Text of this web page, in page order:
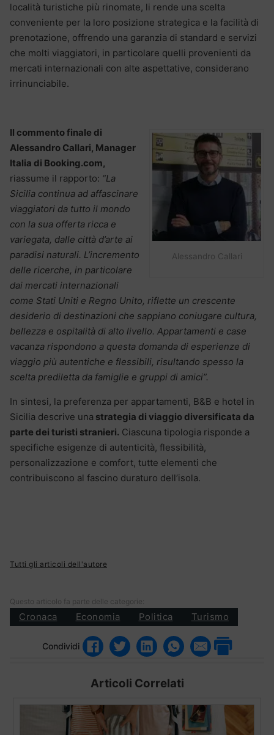
località turistiche più rinomate, li rende una scelta
conveniente per la loro posizione strategica e la facilità di
prenotazione, offrendo una garanzia di standard e servizi
che molti viaggiatori, in particolare quelli provenienti da
mercati internazionali con alte aspettative, considerano
irrinunciabile.
Alessandro Callari
Il commento finale di
Alessandro Callari, Manager
Italia di Booking.com,
riassume il rapporto: “La
Sicilia continua ad affascinare
viaggiatori da tutto il mondo
con la sua offerta ricca e
variegata, dalle città d’arte ai
paradisi naturali. L’incremento
delle ricerche, in particolare
dai mercati internazionali
come Stati Uniti e Regno Unito, riflette un crescente
desiderio di destinazioni che sappiano coniugare cultura,
bellezza e ospitalità di alto livello. Appartamenti e case
vacanza rispondono a questa domanda di esperienze di
viaggio più autentiche e flessibili, risultando spesso la
scelta prediletta da famiglie e gruppi di amici”.
In sintesi, la preferenza per appartamenti, B&B e hotel in
Sicilia descrive una strategia di viaggio diversificata da
parte dei turisti stranieri. Ciascuna tipologia risponde a
specifiche esigenze di autenticità, flessibilità,
personalizzazione e comfort, tutte elementi che
contribuiscono al fascino duraturo dell’isola.
Tutti gli articoli dell'autore
Questo articolo fa parte delle categorie:
Cronaca Economia Politica Turismo
Condividi
Articoli Correlati